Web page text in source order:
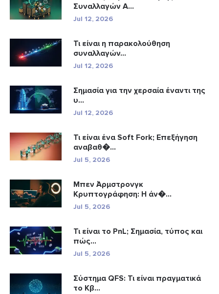
Συναλλαγών A...
Jul 12, 2026
Τι είναι η παρακολούθηση
συναλλαγών...
Jul 12, 2026
Σημασία για την χερσαία έναντι της
υ...
Jul 12, 2026
Τι είναι ένα Soft Fork; Επεξήγηση
αναβαθ�...
Jul 5, 2026
Μπεν Άρμστρονγκ
Κρυπτογράφηση: Η άν�...
Jul 5, 2026
Τι είναι το PnL; Σημασία, τύπος και
πώς...
Jul 5, 2026
Σύστημα QFS: Τι είναι πραγματικά
το Κβ...